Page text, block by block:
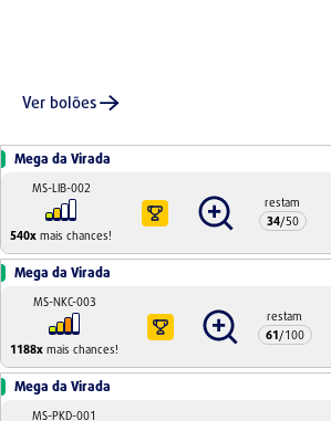
Ver bolões
Mega da Virada
MS-LIB-002
540x mais chances!
restam
34/50
Mega da Virada
MS-NKC-003
1188x mais chances!
restam
61/100
Mega da Virada
MS-PKD-001